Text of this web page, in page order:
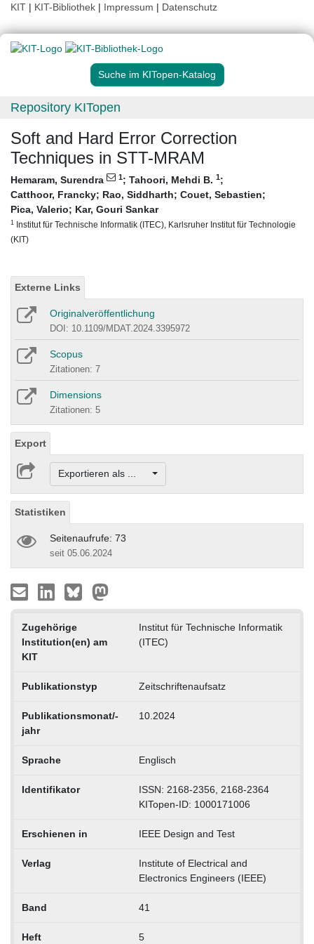
KIT | KIT-Bibliothek | Impressum | Datenschutz
Suche im KITopen-Katalog
Repository KITopen
Soft and Hard Error Correction
Techniques in STT-MRAM
Hemaram, Surendra 1; Tahoori, Mehdi B. 1;
Catthoor, Francky; Rao, Siddharth; Couet, Sebastien;
Pica, Valerio; Kar, Gouri Sankar
1 Institut für Technische Informatik (ITEC), Karlsruher Institut für Technologie
(KIT)
Externe Links
Originalveröffentlichung
DOI: 10.1109/MDAT.2024.3395972
Scopus
Zitationen: 7
Dimensions
Zitationen: 5
Export
Exportieren als ...
Statistiken
Seitenaufrufe: 73
seit 05.06.2024
Zugehörige
Institution(en) am
KIT
Institut für Technische Informatik
(ITEC)
Publikationstyp Zeitschriftenaufsatz
Publikationsmonat/-
jahr
10.2024
Sprache Englisch
Identifikator
ISSN: 2168-2356, 2168-2364
KITopen-ID: 1000171006
Erschienen in IEEE Design and Test
Verlag
Institute of Electrical and
Electronics Engineers (IEEE)
Band 41
Heft 5